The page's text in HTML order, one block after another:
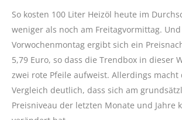
So kosten 100 Liter Heizöl heute im
weniger als noch am Freitagvormittag.
Vorwochenmontag ergibt sich ein
5,79 Euro, so dass die Trendbox in dieser
zwei rote Pfeile aufweist. Allerdings
Vergleich deutlich, dass sich am
Preisniveau der letzten Monate und Jahre